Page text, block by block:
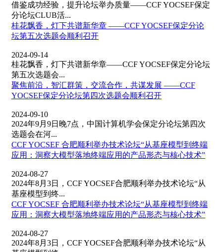
借鉴成功经验，提升论坛举办质量——CCF YOCSEF保定
分论坛CLUB活...
桂花飘香，灯下共谱新华章 ——CCF YOCSEF保定分论
坛第五次选题会顺利召开
2024-09-14
桂花飘香，灯下共谱新华章——CCF YOCSEF保定分论坛
第五次选题会...
聚焦前沿，智汇群策，交流合作，共谋发展 ——CCF
YOCSEF保定分论坛第四次选题会顺利召开
2024-09-10
2024年9月9日晚7点，中国计算机学会保定分论坛第四次
选题会在河...
CCF YOCSEF 合肥顺利举办技术论坛“从基座模型到终端
应用：洞察大模型落地终端应用的产品形态与核心技术”
2024-08-27
2024年8月3日，CCF YOCSEF合肥顺利举办技术论坛“从
基座模型到终...
CCF YOCSEF 合肥顺利举办技术论坛“从基座模型到终端
应用：洞察大模型落地终端应用的产品形态与核心技术”
2024-08-27
2024年8月3日，CCF YOCSEF合肥顺利举办技术论坛“从